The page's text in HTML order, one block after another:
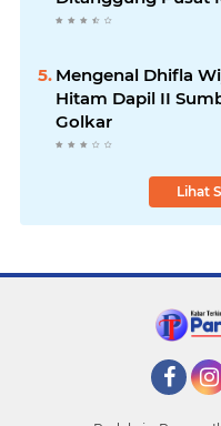
Mengenal Dhifla
Hitam Dapil II
Golkar
Lihat